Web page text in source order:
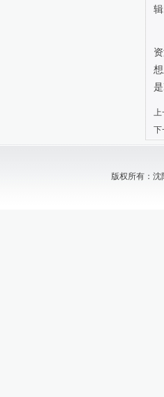
辑
是
上
下
版权所有：沈